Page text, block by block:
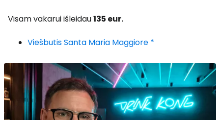
Visam vakarui išleidau135 eur.
Viešbutis Santa Maria Maggiore *